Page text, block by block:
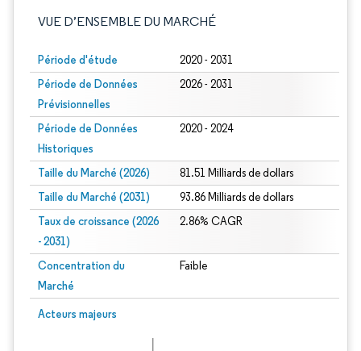
VUE D’ENSEMBLE DU MARCHÉ
Période d'étude 2020 - 2031
Période de Données
Prévisionnelles
2026 - 2031
Période de Données
Historiques
2020 - 2024
Taille du Marché (2026) 81.51 Milliards de dollars
Taille du Marché (2031) 93.86 Milliards de dollars
Taux de croissance (2026
- 2031)
2.86% CAGR
Concentration du
Marché
Faible
Acteurs majeurs
Image © Mordor Intelligence. La réutilisation nécessite une attribution sous CC